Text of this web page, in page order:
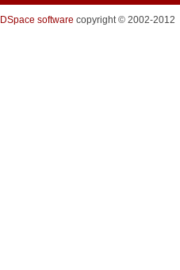
DSpace software copyright © 2002-2012